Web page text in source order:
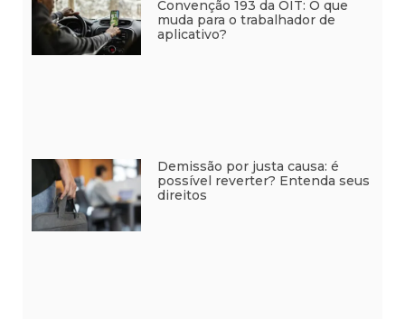
Convenção 193 da OIT: O que
muda para o trabalhador de
aplicativo?
Demissão por justa causa: é
possível reverter? Entenda seus
direitos